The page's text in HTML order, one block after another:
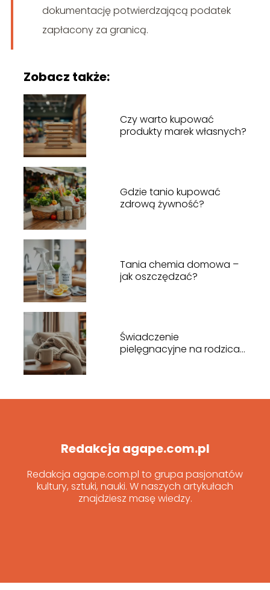
dokumentację potwierdzającą podatek
zapłacony za granicą.
Zobacz także:
Czy warto kupować
produkty marek własnych?
Gdzie tanio kupować
zdrową żywność?
Tania chemia domowa –
jak oszczędzać?
Świadczenie
pielęgnacyjne na rodzica
Redakcja agape.com.pl
Redakcja agape.com.pl to grupa pasjonatów
kultury, sztuki, nauki. W naszych artykułach
znajdziesz masę wiedzy.